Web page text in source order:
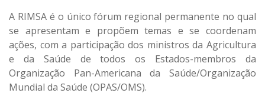
A RIMSA é o único fórum regional permanente no qual
se apresentam e propõem temas e se coordenam
ações, com a participação dos ministros da Agricultura
e da Saúde de todos os Estados-membros da
Organização Pan-Americana da Saúde/Organização
Mundial da Saúde (OPAS/OMS).